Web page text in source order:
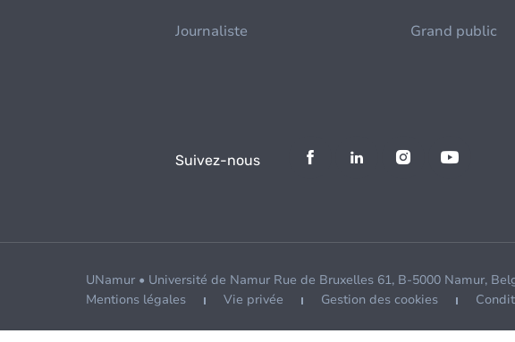
Journaliste Grand public
Suivez-nous
UNamur • Université de Namur Rue de Bruxelles 61, B-5000 Namur,
Mentions légales
Vie privée Gestion des cookies